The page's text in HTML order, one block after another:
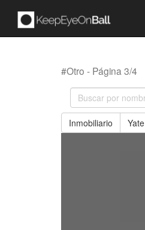
#Otro - Página 3/4
Inmobiliario Yate